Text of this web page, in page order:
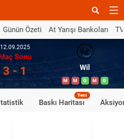
Günün Özeti At Yarışı Bankoları
12.09.2025
Sonu
3 - 1 Wil
M M G M G
Baskı Haritası
Yeni